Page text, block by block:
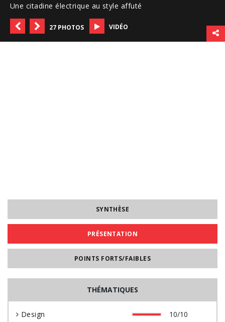
Une citadine électrique au style affuté
27 PHOTOS VIDÉO
SYNTHÈSE
PRÉSENTATION
POINTS FORTS/FAIBLES
THÉMATIQUES
Design
10/10